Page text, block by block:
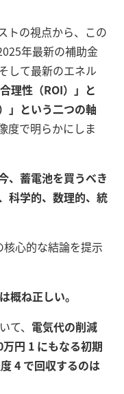
トの視点から、この
年最新の補助金
して最新のエネル
理性（ROI）」と
」という二つの軸
度で明らかにしま
、蓄電池を買うべき
科学的、数理的、統
心的な結論を提示
概ね正しい。
、 電気代の削減
円 1 にもなる初期
4 で回収するのは